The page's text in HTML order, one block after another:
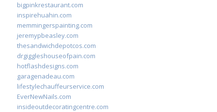
bigpinkrestaurant.com
inspirehuahin.com
memmingerspainting.com
jeremypbeasley.com
thesandwichdepotcos.com
drgiggleshouseofpain.com
hotflashdesigns.com
garagenadeau.com
lifestylechauffeurservice.com
EverNewNails.com
insideoutdecoratingcentre.com